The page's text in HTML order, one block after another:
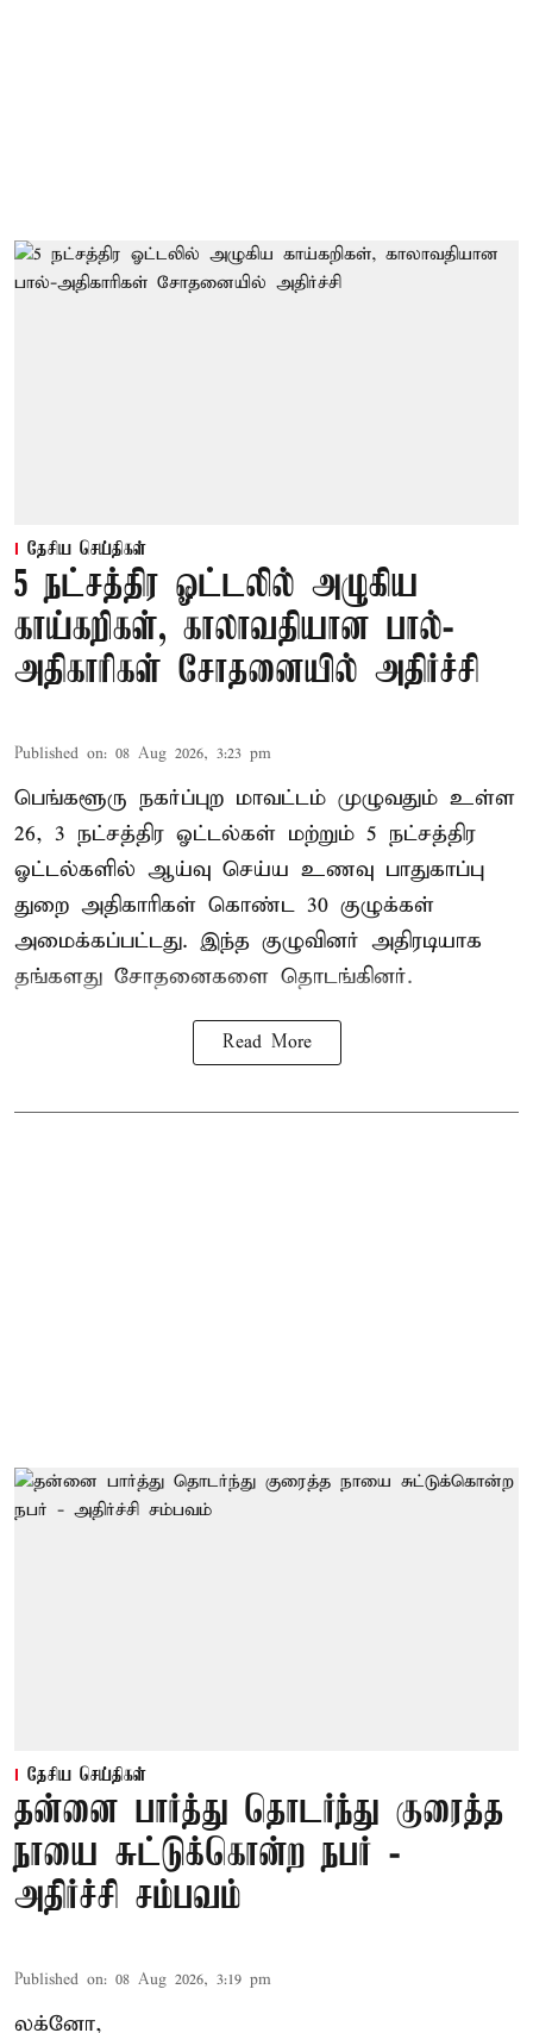
தேசிய செய்திகள்
5 நட்சத்திர ஓட்டலில் அழுகிய
காய்கறிகள், காலாவதியான பால்-
அதிகாரிகள் சோதனையில் அதிர்ச்சி
Published on: 08 Aug 2026, 3:23 pm
பெங்களூரு நகர்ப்புற மாவட்டம் முழுவதும் உள்ள
26, 3 நட்சத்திர ஓட்டல்கள் மற்றும் 5 நட்சத்திர
ஓட்டல்களில் ஆய்வு செய்ய உணவு பாதுகாப்பு
துறை அதிகாரிகள் கொண்ட 30 குழுக்கள்
அமைக்கப்பட்டது. இந்த குழுவினர் அதிரடியாக
தங்களது சோதனைகளை தொடங்கினர்.
Read More
தேசிய செய்திகள்
தன்னை பார்த்து தொடர்ந்து குரைத்த
நாயை சுட்டுக்கொன்ற நபர் -
அதிர்ச்சி சம்பவம்
Published on: 08 Aug 2026, 3:19 pm
லக்னோ,